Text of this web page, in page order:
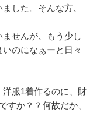
した。そんな方、
せんが、もう少し
のになぁーと日々
服1着作るのに、財
すか？？何故だか、